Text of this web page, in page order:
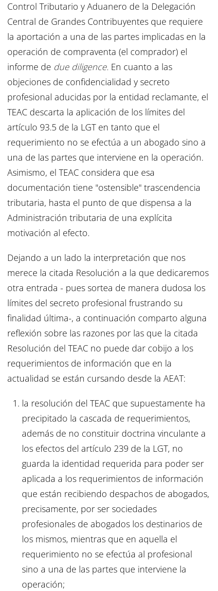
Control Tributario y Aduanero de la Delegación
Central de Grandes Contribuyentes que requiere
la aportación a una de las partes implicadas en la
operación de compraventa (el comprador) el
informe de due diligence. En cuanto a las
objeciones de confidencialidad y secreto
profesional aducidas por la entidad reclamante, el
TEAC descarta la aplicación de los límites del
artículo 93.5 de la LGT en tanto que el
requerimiento no se efectúa a un abogado sino a
una de las partes que interviene en la operación.
Asimismo, el TEAC considera que esa
documentación tiene "ostensible" trascendencia
tributaria, hasta el punto de que dispensa a la
Administración tributaria de una explícita
motivación al efecto.
Dejando a un lado la interpretación que nos
merece la citada Resolución a la que dedicaremos
otra entrada - pues sortea de manera dudosa los
límites del secreto profesional frustrando su
finalidad última-, a continuación comparto alguna
reflexión sobre las razones por las que la citada
Resolución del TEAC no puede dar cobijo a los
requerimientos de información que en la
actualidad se están cursando desde la AEAT:
la resolución del TEAC que supuestamente ha
precipitado la cascada de requerimientos,
además de no constituir doctrina vinculante a
los efectos del artículo 239 de la LGT, no
guarda la identidad requerida para poder ser
aplicada a los requerimientos de información
que están recibiendo despachos de abogados,
precisamente, por ser sociedades
profesionales de abogados los destinarios de
los mismos, mientras que en aquella el
requerimiento no se efectúa al profesional
sino a una de las partes que interviene la
operación;